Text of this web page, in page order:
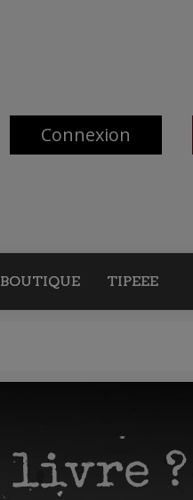
Connexion
BOUTIQUE TIPEEE